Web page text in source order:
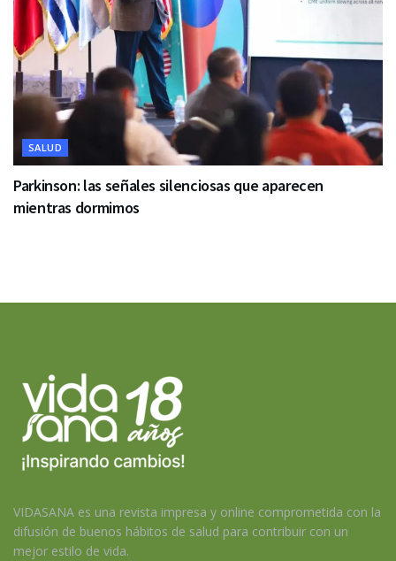
SALUD
Parkinson: las señales silenciosas que aparecen
mientras dormimos
VIDASANA es una revista impresa y online comprometida con la
difusión de buenos hábitos de salud para contribuir con un
mejor estilo de vida.